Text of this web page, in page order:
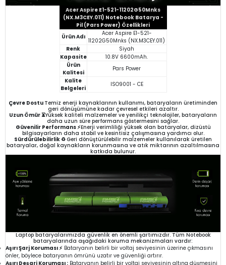
Acer Aspire E1-521-11202G50Mnks
(NX.M3CEY.011) Notebook Batarya -
Pil (Pars Power) Özellikleri
Ürün Adı
Acer Aspire E1-521-
11202G50Mnks (NX.M3CEY.011)
Renk
Siyah
Kapasite
10.8V 6600mAh.
Ürün
Kalitesi
Pars Power
Kalite
Belgeleri
ISO9001 - CE
Çevre Dostu Temiz enerji kaynaklarının kullanımı, bataryaların üretiminden
geri dönüşümüne kadar çevresel etkileri azaltır.
Uzun Ömür ⏳Yüksek kaliteli malzemeler ve yenilikçi teknolojiler, bataryaların
daha uzun süre performans göstermesini sağlar.
Güvenilir Performans ⚡Enerji verimliliği yüksek olan bataryalar, dizüstü
bilgisayarların daha stabil ve kesintisiz çalışmasına yardımcı olur.
Sürdürülebilirlik ♻️Geri dönüştürülebilir malzemeler kullanılarak üretilen
bataryalar, doğal kaynakların korunmasına ve atık miktarının azaltılmasına
katkıda bulunur.
Laptop bataryalarımızda güvenlik en önemli şartımızdır. Tüm Notebook
bataryalarında aşağıdaki koruma mekanizmaları vardır:
Aşırı Şarj Koruması ⚡ Bataryanın belirli bir voltaj seviyesinin üzerine çıkmasını
önler, böylece bataryanın ömrünü uzatır ve güvenliği artırır.
Aşırı Deşarj Koruması : Bataryanın belirli bir voltaj seviyesinin altına düşmesini